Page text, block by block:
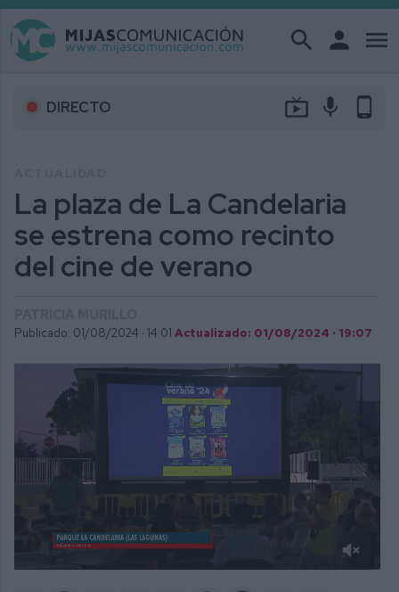
search person menu
DIRECTO live_tv mic phone_android
La plaza de La Candelaria
se estrena como recinto
del cine de verano
Publicado: 01/08/2024 · 14:01 Actualizado: 01/08/2024 · 19:07